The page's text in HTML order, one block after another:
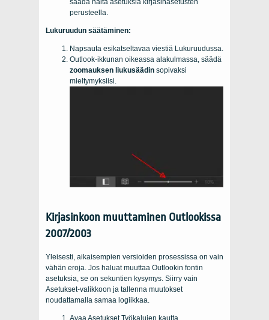
säädä näitä asetuksia kirjasinasetusten
perusteella.
Lukuruudun säätäminen:
Napsauta esikatseltavaa viestiä Lukuruudussa.
Outlook-ikkunan oikeassa alakulmassa, säädä
zoomauksen liukusäädin sopivaksi
mieltymyksiisi.
Kirjasinkoon muuttaminen Outlookissa
2007/2003
Yleisesti, aikaisempien versioiden prosessissa on vain
vähän eroja. Jos haluat muuttaa Outlookin fontin
asetuksia, se on sekuntien kysymys. Siirry vain
Asetukset-valikkoon ja tallenna muutokset
noudattamalla samaa logiikkaa.
Avaa Asetukset Työkalujen kautta.